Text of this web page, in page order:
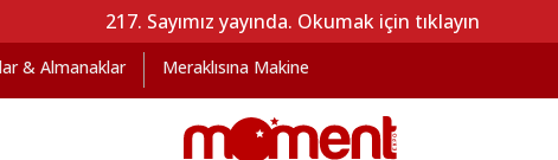
217. Sayımız yayında. Okumak için tıklayın
& Almanaklar Meraklısına Makine